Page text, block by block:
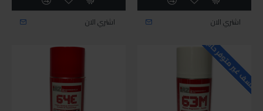
اشتري الان اشتري الان
للاسف غير متوفر حاليا